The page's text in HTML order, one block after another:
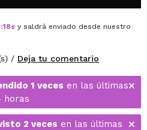
:18s y saldrá enviado desde nuestro
/ Deja tu comentario
1 veces en las últimas
horas
2 veces en las últimas